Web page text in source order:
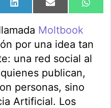
Compartir
en
LinkedInCompartir
en
Email
en
Moltbook
por una idea tan
una red social al
publican,
personas, sino
Artificial. Los